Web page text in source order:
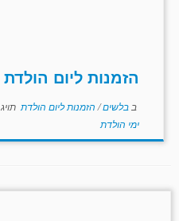
הזמנות ליום
ב בלשים/ הזמנות ליום הולדת תויג
ימי הולדת